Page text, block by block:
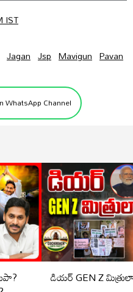
IST
Jagan Jsp Mavigun Pavan
WhatsApp Channel
డియర్ GEN Z